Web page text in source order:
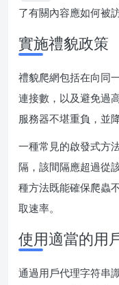
了有關內容應如何被
實施禮貌政策
禮貌爬網包括在向同
連接數，以及避免過
服務器不堪重負，並
一種常見的啟發式方
隔，該間隔應超過從
種方法既能確保爬蟲
取速率。
使用適當的用
通過用戶代理字符串